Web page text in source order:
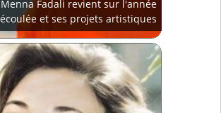
Menna Fadali revient sur l'année
écoulée et ses projets artistiques